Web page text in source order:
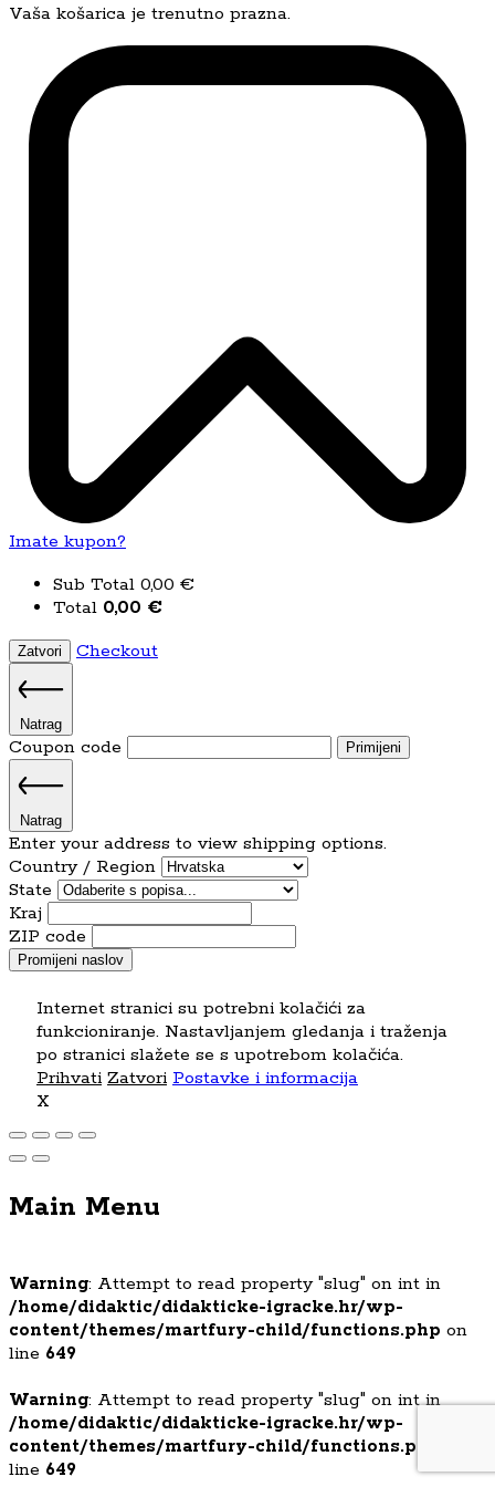
Vaša košarica je trenutno prazna.
Imate kupon?
Sub Total 0,00 €
Total 0,00 €
Zatvori Checkout
Natrag
Coupon code Primijeni
Natrag
Enter your address to view shipping options.
Country / Region
State
Kraj
ZIP code
Promijeni naslov
Internet stranici su potrebni kolačići za
funkcioniranje. Nastavljanjem gledanja i traženja
po stranici slažete se s upotrebom kolačića.
Prihvati Zatvori Postavke i informacija
X
Main Menu
Warning: Attempt to read property "slug" on int in
/home/didaktic/didakticke-igracke.hr/wp-
content/themes/martfury-child/functions.php on
line 649
Warning: Attempt to read property "slug" on int in
/home/didaktic/didakticke-igracke.hr/wp-
content/themes/martfury-child/functions.php
line 649